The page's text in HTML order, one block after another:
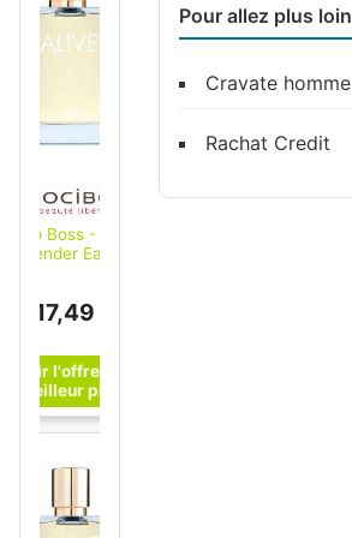
Hugo Boss - Alive
Lavender Eau de
117,49 €
Pour allez plus loin
Cravate homme
Rachat Credit